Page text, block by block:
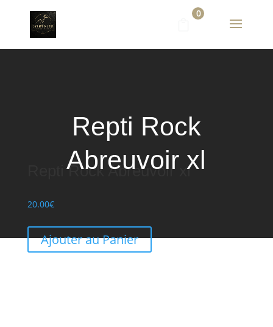
0
Repti Rock
Abreuvoir xl
Repti Rock Abreuvoir xl
20.00€
Ajouter au Panier